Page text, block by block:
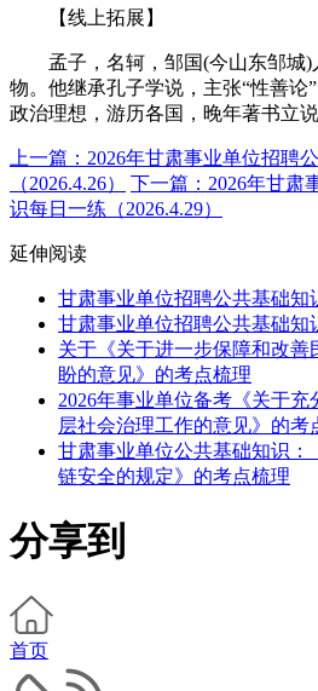
【线上拓展】
孟子，名轲，邹国(今山东邹城)
物。他继承孔子学说，主张“性善论
政治理想，游历各国，晚年著书立说
上一篇：2026年甘肃事业单位招聘
（2026.4.26）
下一篇：2026年甘肃
识每日一练（2026.4.29）
延伸阅读
甘肃事业单位招聘公共基础知
甘肃事业单位招聘公共基础知
关于《关于进一步保障和改善
盼的意见》的考点梳理
2026年事业单位备考《关于
层社会治理工作的意见》的考
甘肃事业单位公共基础知识：
链安全的规定》的考点梳理
分享到
首页